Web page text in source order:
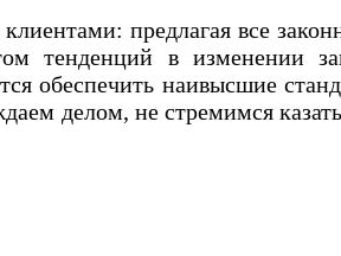
предлагая все
в изменении
обеспечить наивысшие
делом, не стремимся